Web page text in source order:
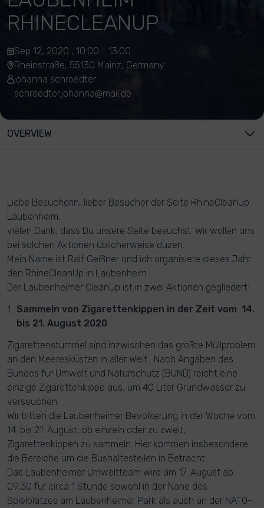
RHINECLEANUP
Sep 12, 2020 , 10:00 - 13:00
Rheinstraße, 55130 Mainz, Germany
johanna schroedter
schroedter.johanna@mail.de
OVERVIEW
Liebe Besucherin, lieber Besucher der Seite RhineCleanUp
Laubenheim,
vielen Dank, dass Du unsere Seite besuchst. Wir wollen uns
bei solchen Aktionen üblicherweise duzen.
Mein Name ist Ralf Geißner und ich organisiere dieses Jahr
den RhineCleanUp in Laubenheim
Der Laubenheimer CleanUp ist in zwei Aktionen gegliedert:
Sammeln von Zigarettenkippen in der Zeit vom 14.
bis 21. August 2020
Zigarettenstummel sind inzwischen das größte Müllproblem
an den Meeresküsten in aller Welt. Nach Angaben des
Bundes für Umwelt und Naturschutz (BUND) reicht eine
einzige Zigarettenkippe aus, um 40 Liter Grundwasser zu
verseuchen.
Wir bitten die Laubenheimer Bevölkerung in der Woche vom
14. bis 21. August, ob einzeln oder zu zweit,
Zigarettenkippen zu sammeln. Hier kommen insbesondere
die Bereiche um die Bushaltestellen in Betracht.
Das Laubenheimer Umweltteam wird am 17. August ab
09:30 für circa 1 Stunde sowohl in der Nähe des
Spielplatzes am Laubenheimer Park als auch an der NATO-